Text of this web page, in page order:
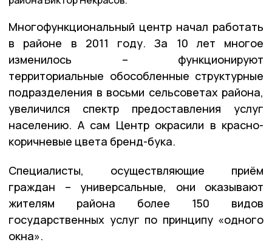
Многофункциональный центр начал работать
в районе в 2011 году. За 10 лет многое
изменилось – функционируют
территориальные обособленные структурные
подразделения в восьми сельсоветах района,
увеличился спектр предоставления услуг
населению. А сам Центр окрасили в красно-
коричневые цвета бренд-бука.
Специалисты, осуществляющие приём
граждан – универсальные, они оказывают
жителям района более 150 видов
государственных услуг по принципу «одного
окна».